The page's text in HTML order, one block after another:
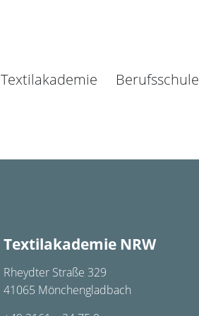
Textilakademie Berufsschule
Textilakademie NRW
Rheydter Straße 329
41065 Mönchengladbach